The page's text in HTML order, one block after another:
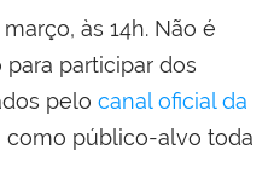
às 14h. Não é
participar dos
pelo canal oficial da
como público-alvo toda